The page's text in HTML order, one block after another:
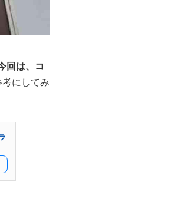
回は、コ
考にしてみ